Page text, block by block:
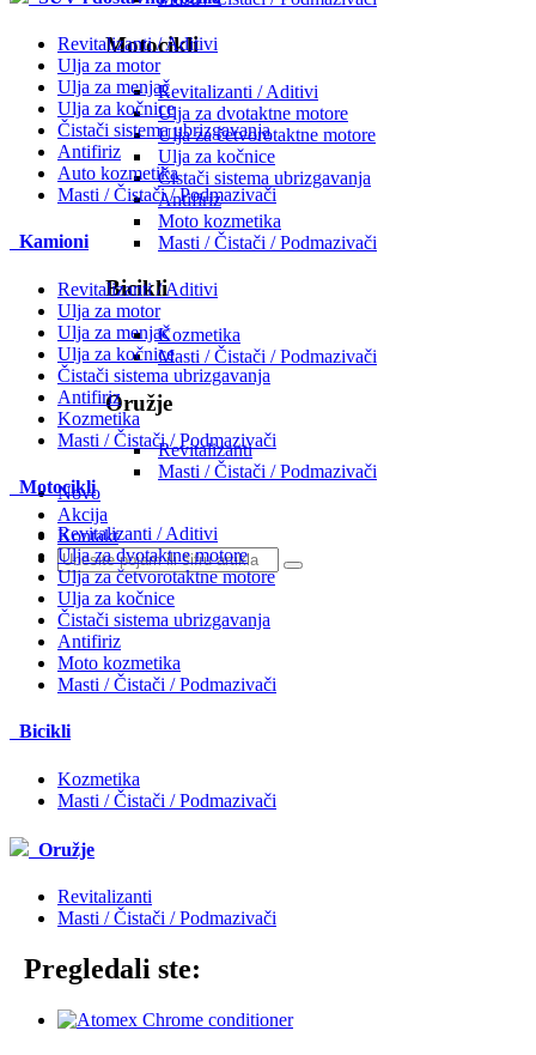
Motocikli
Revitalizanti / Aditivi
Ulja za dvotaktne motore
Ulja za četvorotaktne motore
Ulja za kočnice
Čistači sistema ubrizgavanja
Antifiriz
Moto kozmetika
Masti / Čistači / Podmazivači
Bicikli
Kozmetika
Masti / Čistači / Podmazivači
Oružje
Revitalizanti
Masti / Čistači / Podmazivači
Novo
Akcija
Kontakt
Revitalizanti / Aditivi
Ulja za motor
Ulja za menjač
Ulja za kočnice
Čistači sistema ubrizgavanja
Antifiriz
Auto kozmetika
Masti / Čistači / Podmazivači
Kamioni
Revitalizanti / Aditivi
Ulja za motor
Ulja za menjač
Ulja za kočnice
Čistači sistema ubrizgavanja
Antifiriz
Kozmetika
Masti / Čistači / Podmazivači
Motocikli
Revitalizanti / Aditivi
Ulja za dvotaktne motore
Ulja za četvorotaktne motore
Ulja za kočnice
Čistači sistema ubrizgavanja
Antifiriz
Moto kozmetika
Masti / Čistači / Podmazivači
Bicikli
Kozmetika
Masti / Čistači / Podmazivači
Oružje
Revitalizanti
Masti / Čistači / Podmazivači
Pregledali ste: